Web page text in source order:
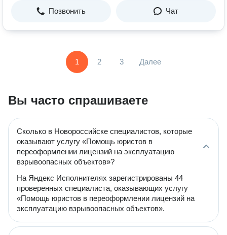
Позвонить Чат
1 2 3 Далее
Вы часто спрашиваете
Сколько в Новороссийске специалистов, которые
оказывают услугу «Помощь юристов в
переоформлении лицензий на эксплуатацию
взрывоопасных объектов»?
На Яндекс Исполнителях зарегистрированы 44
проверенных специалиста, оказывающих услугу
«Помощь юристов в переоформлении лицензий на
эксплуатацию взрывоопасных объектов».